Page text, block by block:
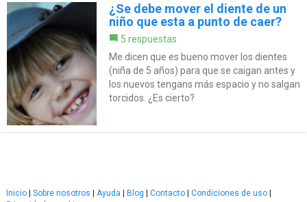
¿Se debe mover el diente de un
niño que esta a punto de caer?
5 respuestas
Me dicen que es bueno mover los dientes
(niña de 5 años) para que se caigan antes y
los nuevos tengans más espacio y no salgan
torcidos. ¿Es cierto?
Inicio | Sobre nosotros | Ayuda | Blog | Contacto | Condiciones de uso |